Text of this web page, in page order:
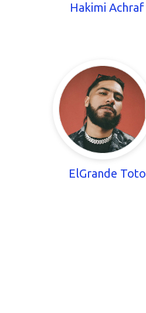
Hakimi Achraf
ElGrande Toto